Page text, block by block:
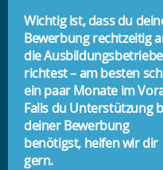
Wichtig ist, dass du
Bewerbung rechtzeitig
die Ausbildungsbetriebe
richtest – am besten
ein paar Monate im
Falls du Unterstützung
deiner Bewerbung
benötigst, helfen wir dir
gern.